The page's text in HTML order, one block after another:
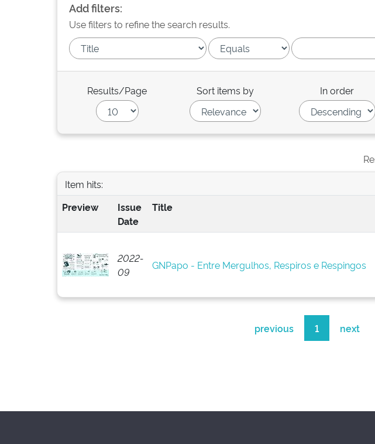
Add filters:
Use filters to refine the search results.
Results/Page Sort items by In order
Item hits:
Preview
Issue
Date
Title
2022-
09
GNPapo - Entre Mergulhos, Respiros e Respingos
previous 1 next